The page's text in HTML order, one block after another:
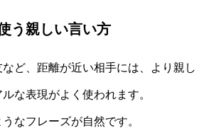
う親しい言い方
ど、距離が近い相手には、より親し
な表現がよく使われます。
なフレーズが自然です。